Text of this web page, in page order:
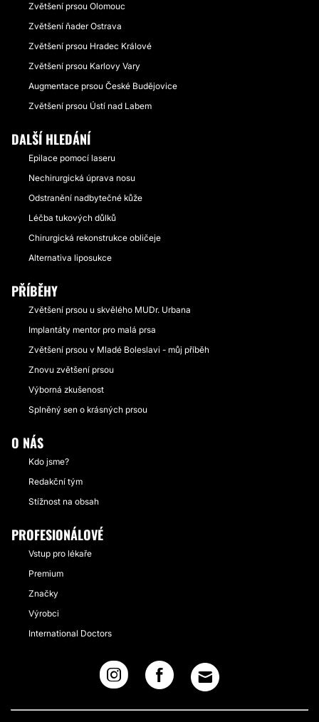
Zvětšení prsou Olomouc
Zvětšení ňader Ostrava
Zvětšení prsou Hradec Králové
Zvětšení prsou Karlovy Vary
Augmentace prsou České Budějovice
Zvětšení prsou Ústí nad Labem
DALŠÍ HLEDÁNÍ
Epilace pomocí laseru
Nechirurgická úprava nosu
Odstranění nadbytečné kůže
Léčba tukových důlků
Chirurgická rekonstrukce obličeje
Alternativa liposukce
PŘÍBĚHY
Zvětšení prsou u skvělého MUDr. Urbana
Implantáty mentor pro malá prsa
Zvětšení prsou v Mladé Boleslavi - můj příběh
Znovu zvětšení prsou
Výborná zkušenost
Splněný sen o krásných prsou
O NÁS
Kdo jsme?
Redakční tým
Stížnost na obsah
PROFESIONÁLOVÉ
Vstup pro lékaře
Premium
Značky
Výrobci
International Doctors